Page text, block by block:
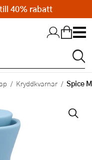
Kryddkvarnar Spice
40% rabatt